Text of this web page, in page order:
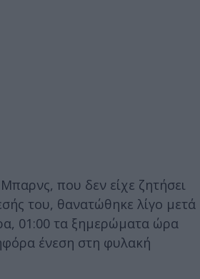
που δεν είχε ζητήσει
του, θανατώθηκε λίγο μετά
01:00 τα ξημερώματα ώρα
ένεση στη φυλακή